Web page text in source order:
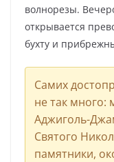
волнорезы.
открывается
бухту и
Самих
не так много:
Аджиголь-
Святого
памятники,